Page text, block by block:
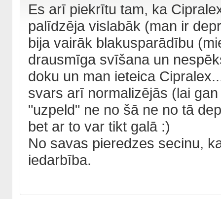
Es arī piekrītu tam, ka
palīdzēja vislabāk (man ir
bija vairāk blakusparādību
drausmīga svīšana un
doku un man ieteica
svars arī normalizējās (lai
"uzpeld" ne no šā ne no tā
bet ar to var tikt galā :)
No savas pieredzes secinu,
iedarbība.